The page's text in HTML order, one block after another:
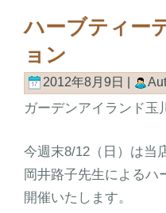
ハーブティー
ョン
2012年8月9日 |
ガーデンアイランド玉
今週末8/12（日）は当
岡井路子先生によるハ
開催いたします。